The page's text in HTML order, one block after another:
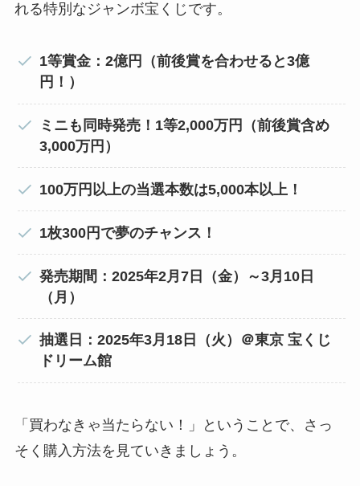
れる特別なジャンボ宝くじです。
1等賞金：2億円（前後賞を合わせると3億
円！）
ミニも同時発売！1等2,000万円（前後賞含め
3,000万円）
100万円以上の当選本数は5,000本以上！
1枚300円で夢のチャンス！
発売期間：2025年2月7日（金）～3月10日
（月）
抽選日：2025年3月18日（火）＠東京 宝くじ
ドリーム館
「買わなきゃ当たらない！」ということで、さっ
そく購入方法を見ていきましょう。